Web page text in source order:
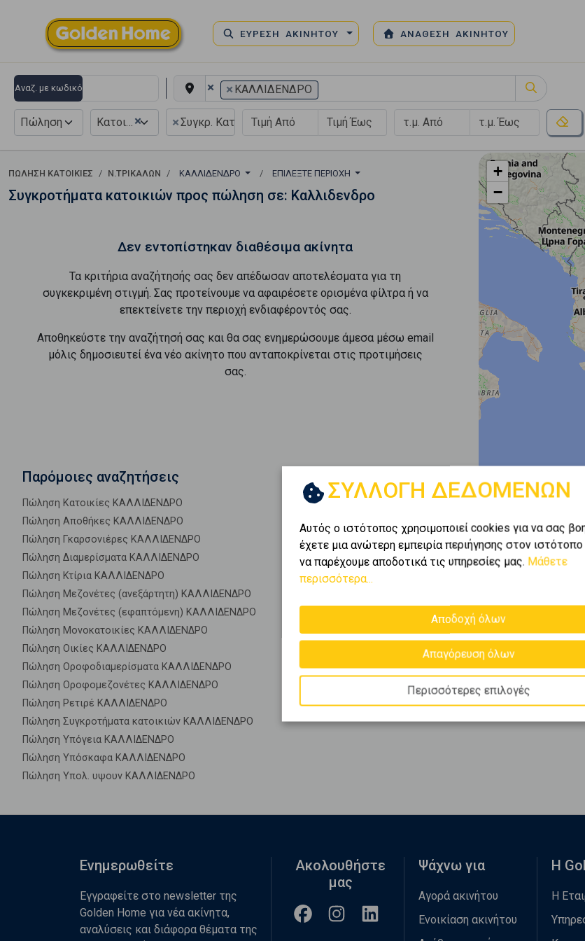
ΕΥΡΕΣΗ ΑΚΙΝΗΤΟΥ ΑΝΑΘΕΣΗ ΑΚΙΝΗΤΟΥ
Αναζ. με κωδικό × × ΚΑΛΛΙΔΕΝΔΡΟ
Πώληση ×
Κατοικία ×Συγκρ. Κατοικιών
ΠΏΛΗΣΗ ΚΑΤΟΙΚΊΕΣ Ν.ΤΡΙΚΑΛΩΝ ΚΑΛΛΙΔΕΝΔΡΟ ΕΠΙΛΈΞΤΕ ΠΕΡΙΟΧΉ
Συγκροτήματα κατοικιών προς πώληση σε: Καλλιδενδρο
Δεν εντοπίστηκαν διαθέσιμα ακίνητα
Τα κριτήρια αναζήτησής σας δεν απέδωσαν αποτελέσματα για τη
συγκεκριμένη στιγμή. Σας προτείνουμε να αφαιρέσετε ορισμένα φίλτρα ή να
επεκτείνετε την περιοχή ενδιαφέροντός σας.
Αποθηκεύστε την αναζήτησή σας και θα σας ενημερώσουμε άμεσα μέσω email
μόλις δημοσιευτεί ένα νέο ακίνητο που ανταποκρίνεται στις προτιμήσεις
σας.
Παρόμοιες αναζητήσεις
Πώληση Κατοικίες ΚΑΛΛΙΔΕΝΔΡΟ
Πώληση Αποθήκες ΚΑΛΛΙΔΕΝΔΡΟ
Πώληση Γκαρσονιέρες ΚΑΛΛΙΔΕΝΔΡΟ
Πώληση Διαμερίσματα ΚΑΛΛΙΔΕΝΔΡΟ
Πώληση Κτίρια ΚΑΛΛΙΔΕΝΔΡΟ
Πώληση Μεζονέτες (ανεξάρτητη) ΚΑΛΛΙΔΕΝΔΡΟ
Πώληση Μεζονέτες (εφαπτόμενη) ΚΑΛΛΙΔΕΝΔΡΟ
Πώληση Μονοκατοικίες ΚΑΛΛΙΔΕΝΔΡΟ
Πώληση Οικίες ΚΑΛΛΙΔΕΝΔΡΟ
Πώληση Οροφοδιαμερίσματα ΚΑΛΛΙΔΕΝΔΡΟ
Πώληση Οροφομεζονέτες ΚΑΛΛΙΔΕΝΔΡΟ
Πώληση Ρετιρέ ΚΑΛΛΙΔΕΝΔΡΟ
Πώληση Συγκροτήματα κατοικιών ΚΑΛΛΙΔΕΝΔΡΟ
Πώληση Υπόγεια ΚΑΛΛΙΔΕΝΔΡΟ
Πώληση Υπόσκαφα ΚΑΛΛΙΔΕΝΔΡΟ
Πώληση Υπολ. υψουν ΚΑΛΛΙΔΕΝΔΡΟ
+
−
ΣΥΛΛΟΓΗ ΔΕΔΟΜΕΝΩΝ
Αυτός ο ιστότοπος χρησιμοποιεί cookies για να σας
έχετε μια ανώτερη εμπειρία περιήγησης στον
να παρέχουμε αποδοτικά τις υπηρεσίες μας. Μάθετε
περισσότερα...
Αποδοχή όλων
Απαγόρευση όλων
Περισσότερες επιλογές
Ενημερωθείτε
Εγγραφείτε στο newsletter της
Golden Home για νέα ακίνητα,
αναλύσεις και διάφορα θέματα της
Ακολουθήστε
μας
Ψάχνω για
Αγορά ακινήτου
Ενοικίαση ακινήτου
Η
Η